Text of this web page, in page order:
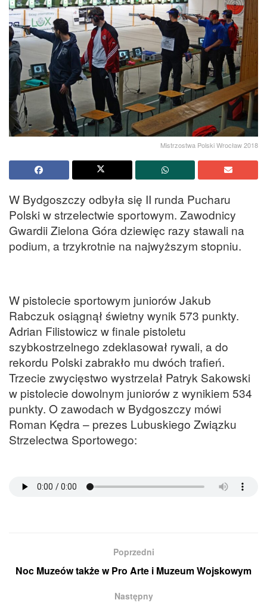
Mistrzostwa Polski Wrocław 2018
W Bydgoszczy odbyła się II runda Pucharu
Polski w strzelectwie sportowym. Zawodnicy
Gwardii Zielona Góra dziewięc razy stawali na
podium, a trzykrotnie na najwyższym stopniu.
W pistolecie sportowym juniorów Jakub
Rabczuk osiągnął świetny wynik 573 punkty.
Adrian Filistowicz w finale pistoletu
szybkostrzelnego zdeklasował rywali, a do
rekordu Polski zabrakło mu dwóch trafień.
Trzecie zwycięstwo wystrzelał Patryk Sakowski
w pistolecie dowolnym juniorów z wynikiem 534
punkty. O zawodach w Bydgoszczy mówi
Roman Kędra – prezes Lubuskiego Związku
Strzelectwa Sportowego:
Poprzedni
Noc Muzeów także w Pro Arte i Muzeum Wojskowym
Następny